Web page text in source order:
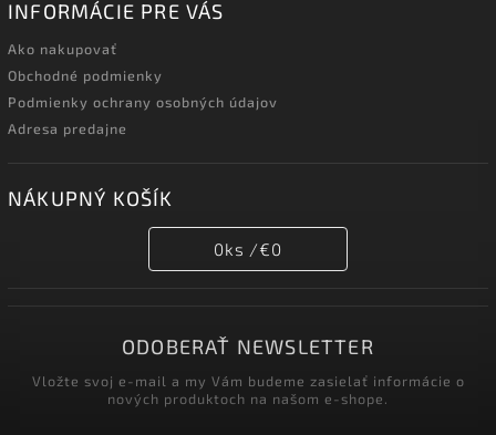
INFORMÁCIE PRE VÁS
Ako nakupovať
Obchodné podmienky
Podmienky ochrany osobných údajov
Adresa predajne
NÁKUPNÝ KOŠÍK
0ks /€0
ODOBERAŤ NEWSLETTER
Vložte svoj e-mail a my Vám budeme zasielať informácie o
nových produktoch na našom e-shope.